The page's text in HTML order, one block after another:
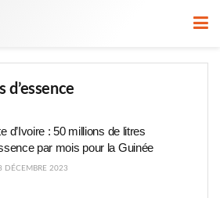
d’essence
d’Ivoire : 50 millions de litres
par mois pour la Guinée
DÉCEMBRE 2023